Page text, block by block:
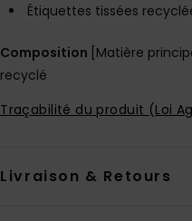
Étiquettes tissées
Composition [Matière
recyclé
Traçabilité du produit (Loi
Livraison & Retours